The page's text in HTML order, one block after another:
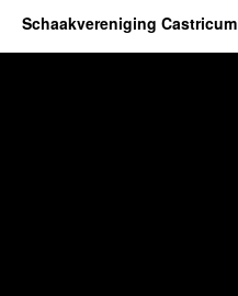
Schaakvereniging Castricum